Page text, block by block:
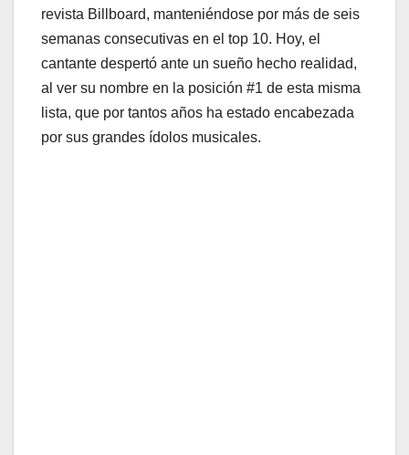
revista Billboard, manteniéndose por más de seis
semanas consecutivas en el top 10. Hoy, el
cantante despertó ante un sueño hecho realidad,
al ver su nombre en la posición #1 de esta misma
lista, que por tantos años ha estado encabezada
por sus grandes ídolos musicales.